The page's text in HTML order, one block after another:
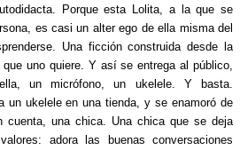
Porque esta Lolita, a la que se
es casi un alter ego de ella misma del
Una ficción construida desde la
uno quiere. Y así se entrega al público,
un micrófono, un ukelele. Y basta.
un ukelele en una tienda, y se enamoró de
cuenta, una chica. Una chica que se deja
adora las buenas conversaciones